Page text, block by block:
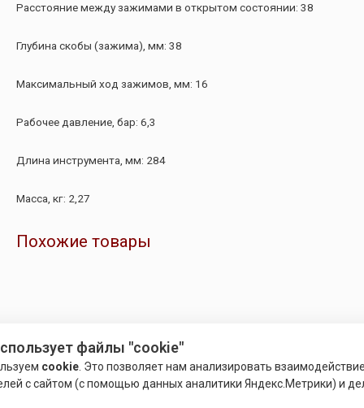
Расстояние между зажимами в открытом состоянии: 38
Глубина скобы (зажима), мм: 38
Максимальный ход зажимов, мм: 16
Рабочее давление, бар: 6,3
Длина инструмента, мм: 284
Масса, кг: 2,27
Похожие товары
файлы "cookie"
cookie . Это позволяет нам анализировать
с сайтом (с помощью данных аналитики Яндекс.Метрики) и